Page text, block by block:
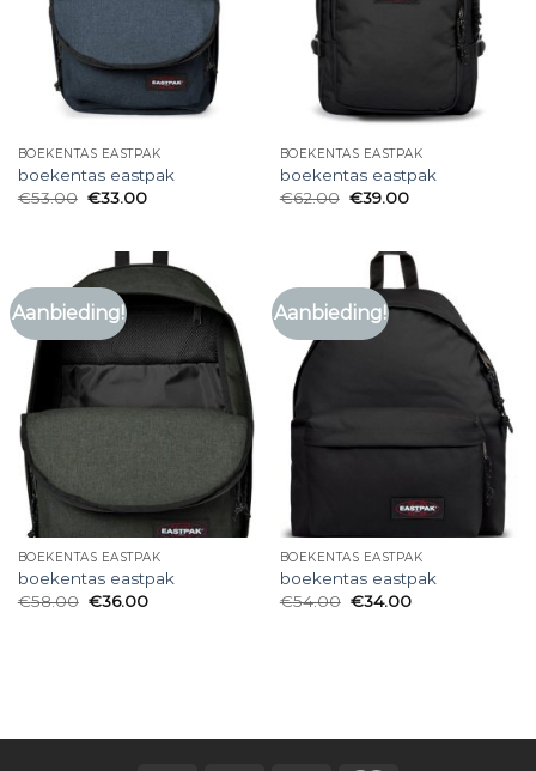
BOEKENTAS EASTPAK
boekentas eastpak
€53.00 €33.00
BOEKENTAS EASTPAK
boekentas eastpak
€62.00 €39.00
Aanbieding!
BOEKENTAS EASTPAK
boekentas eastpak
€58.00 €36.00
Aanbieding!
BOEKENTAS EASTPAK
boekentas eastpak
€54.00 €34.00